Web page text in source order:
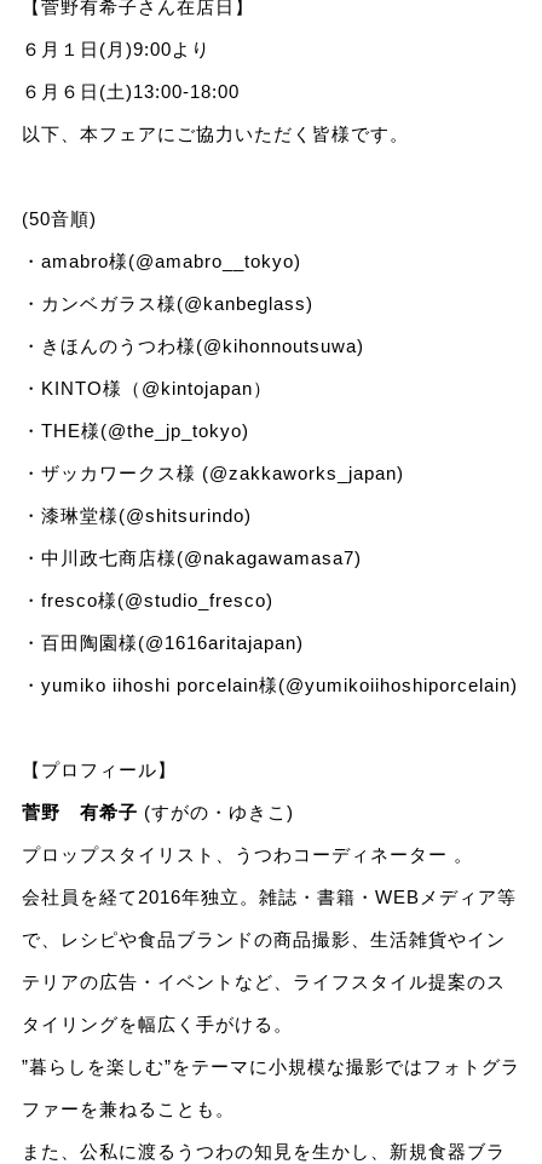
【菅野有希子さん在店日】
６月１日(月)9:00より
６月６日(土)13:00‐18:00
以下、本フェアにご協力いただく皆様です。
(50音順)
・amabro様(@amabro__tokyo)
・カンベガラス様(@kanbeglass)
・きほんのうつわ様(@kihonnoutsuwa)
・KINTO様（@kintojapan）
・THE様(@the_jp_tokyo)
・ザッカワークス様 (@zakkaworks_japan)
・漆琳堂様(@shitsurindo)
・中川政七商店様(@nakagawamasa7)
・fresco様(@studio_fresco)
・百田陶園様(@1616aritajapan)
・yumiko iihoshi porcelain様(@yumikoiihoshiporcelain)
【プロフィール】
菅野 有希子 (すがの・ゆきこ)
プロップスタイリスト、うつわコーディネーター 。
会社員を経て2016年独立。雑誌・書籍・WEBメディア等
で、レシピや食品ブランドの商品撮影、生活雑貨やイン
テリアの広告・イベントなど、ライフスタイル提案のス
タイリングを幅広く手がける。
”暮らしを楽しむ”をテーマに小規模な撮影ではフォトグラ
ファーを兼ねることも。
また、公私に渡るうつわの知見を生かし、新規食器ブラ